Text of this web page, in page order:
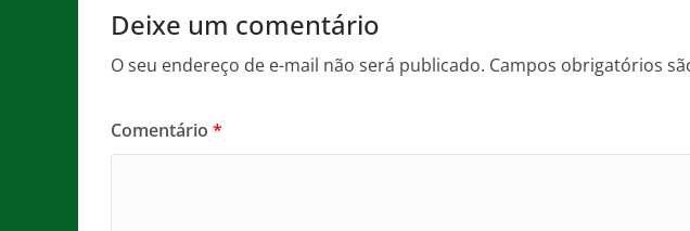
Deixe um comentário
O seu endereço de e-mail não será publicado. Campos obrigatórios
Comentário *